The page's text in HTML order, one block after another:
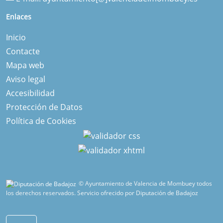
Enlaces
Inicio
Contacte
Mapa web
Aviso legal
Accesibilidad
Protección de Datos
Política de Cookies
© Ayuntamiento de Valencia de Mombuey todos
los derechos reservados.Servicio ofrecido por Diputación de Badajoz